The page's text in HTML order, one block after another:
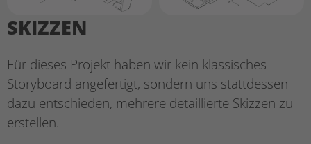
SKIZZEN
Für dieses Projekt haben wir kein klassisches
Storyboard angefertigt, sondern uns stattdessen
dazu entschieden, mehrere detaillierte Skizzen zu
erstellen.